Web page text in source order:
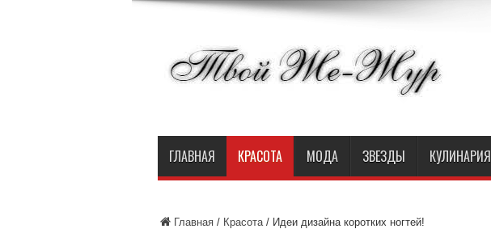
ГЛАВНАЯ КРАСОТА МОДА ЗВЕЗДЫ КУЛИНАРИЯ
Главная/ Красота/ Идеи дизайна коротких ногтей!